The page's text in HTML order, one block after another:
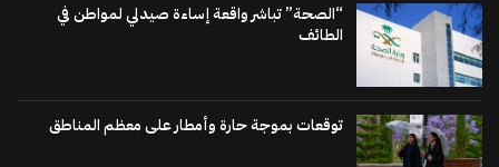
“الصحة” تباشر واقعة إساءة صيدلي لمواطن في
الطائف
توقعات بموجة حارة وأمطار على معظم المناطق